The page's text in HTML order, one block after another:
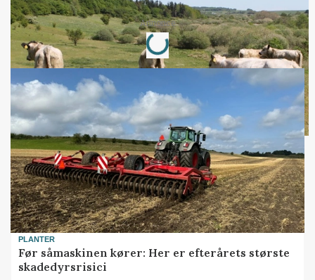
Annonce
Loading...
PLANTER
Før såmaskinen kører: Her er efterårets største
skadedyrsrisici